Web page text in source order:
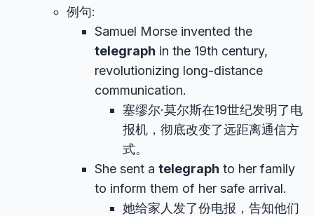
例句:
Samuel Morse invented the
telegraph in the 19th century,
revolutionizing long-distance
communication.
塞缪尔·莫尔斯在19世纪发明了电
报机，彻底改变了远距离通信方
式。
She sent a telegraph to her family
to inform them of her safe arrival.
她给家人发了份电报，告知他们